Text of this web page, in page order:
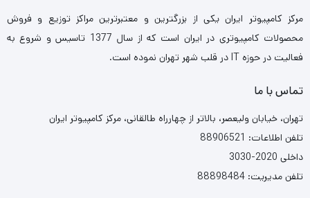
مرکز کامپیوتر ایران یکی از بزرگترین و معتبرترین مراکز توزیع و فروش
محصولات کامپیوتری در ایران است که از سال 1377 تاسیس و شروع به
فعالیت در حوزه IT در قلب شهر تهران نموده است.
تماس با ما
تهران، خیابان ولیعصر، بالاتر از چهارراه طالقانی، مرکز کامپیوتر ایران
تلفن اطلاعات: 88906521
داخلی 2020-3030
تلفن مدیریت: 88898484